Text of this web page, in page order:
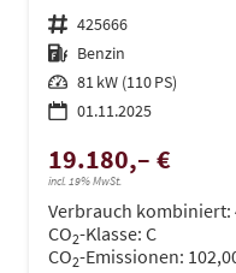
Fahrzeugnr. 425666
Kraftstoff Benzin
Leistung 81 kW (110 PS)
01.11.2025
19.180,– €
incl. 19% MwSt.
Verbrauch kombiniert:
CO2-Klasse: C
CO2-Emissionen: